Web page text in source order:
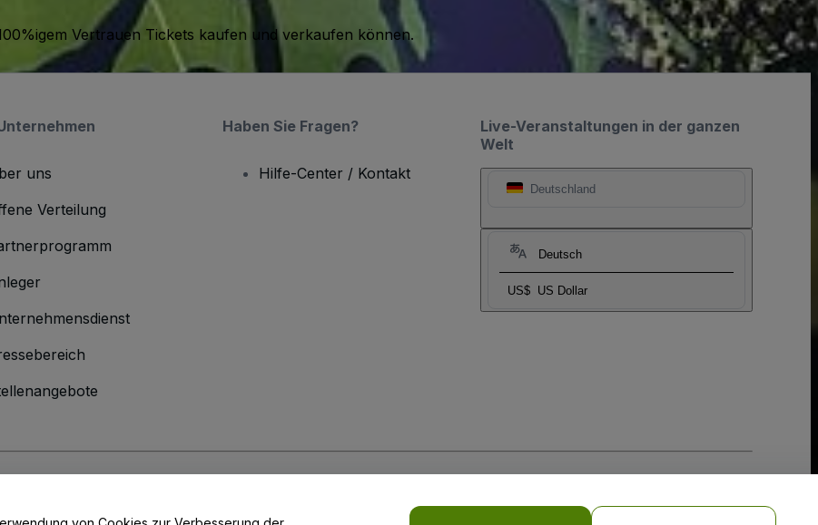
Vertrauen Tickets kaufen und verkaufen können.
Live-Veranstaltungen in der ganzen
Welt
Deutschland
Deutsch
US$ US Dollar
uns
Verteilung
Haben Sie Fragen?
Hilfe-Center / Kontakt
Cookie-RichtlinieundDatenschutzrichtlinie für Mobilanwendungen